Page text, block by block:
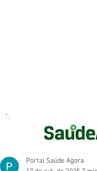
Portal Saúde Agora